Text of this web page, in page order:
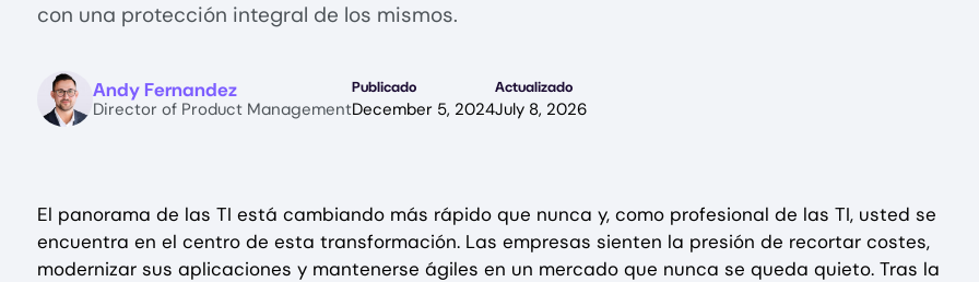
con una protección integral de los mismos.
Image Andy Fernandez
Director of Product Management
Publicado
December 5, 2024
Actualizado
July 8, 2026
El panorama de las TI está cambiando más rápido que nunca y, como profesional de las TI, usted se
encuentra en el centro de esta transformación. Las empresas sienten la presión de recortar costes,
modernizar sus aplicaciones y mantenerse ágiles en un mercado que nunca se queda quieto. Tras la